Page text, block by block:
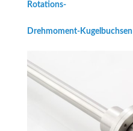
Rotations-
Drehmoment-Kugelbuchsen